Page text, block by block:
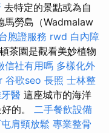
去特定的景點或為自
馬勞島（Wadmalaw
胞證服務 rwd 白內障
茶園是觀看美妙植物
信社有用嗎 多樣化外
谷歌seo 長照 士林整
醫 這座城市的海洋
的。 二手餐飲設備
肩頸放鬆 專業整骨